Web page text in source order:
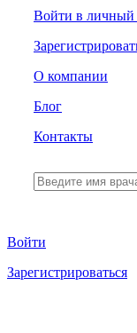
Войти в личный
О компании
Блог
Контакты
Войти
Зарегистрироваться